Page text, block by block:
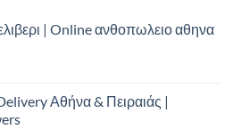
| Online ανθοπωλειο αθηνα
Αθήνα & Πειραιάς |